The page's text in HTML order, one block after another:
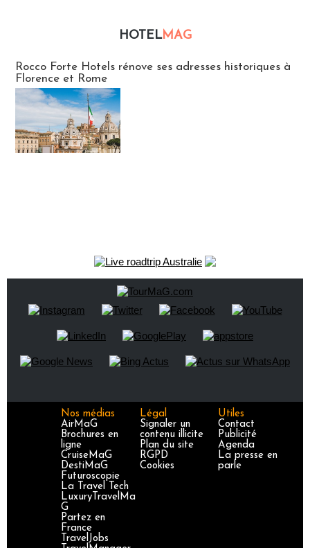
HOTELMAG
Rocco Forte Hotels rénove ses adresses historiques à
Florence et Rome
Nos médias
AirMaG
Brochures en
ligne
CruiseMaG
DestiMaG
Futuroscopie
La Travel Tech
LuxuryTravelMa
G
Partez en
France
TravelJobs
Légal
Signaler un
contenu illicite
Plan du site
RGPD
Cookies
Utiles
Contact
Publicité
Agenda
La presse en
parle